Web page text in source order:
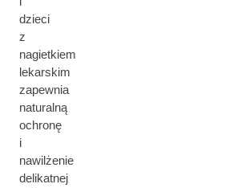
dzieci
z
nagietkiem
lekarskim
zapewnia
naturalną
ochronę
i
nawilżenie
delikatnej